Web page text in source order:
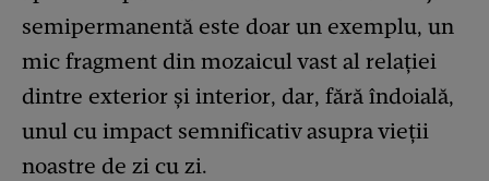
semipermanentă este doar un exemplu, un
mic fragment din mozaicul vast al relației
dintre exterior și interior, dar, fără îndoială,
unul cu impact semnificativ asupra vieții
noastre de zi cu zi.